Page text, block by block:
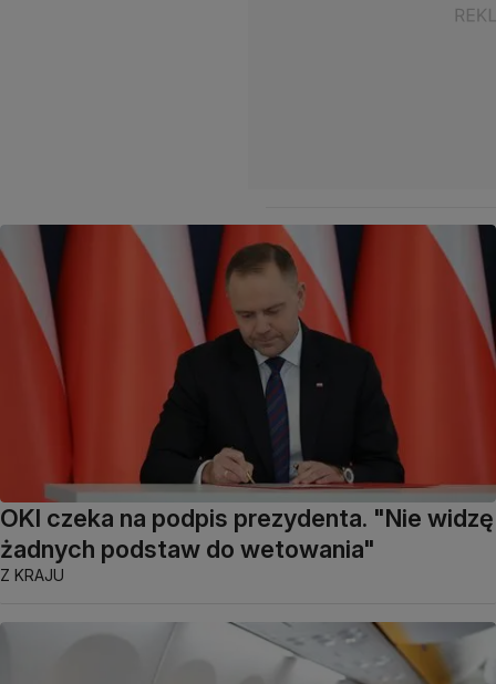
OKI czeka na podpis prezydenta. "Nie widzę
żadnych podstaw do wetowania"
Z KRAJU